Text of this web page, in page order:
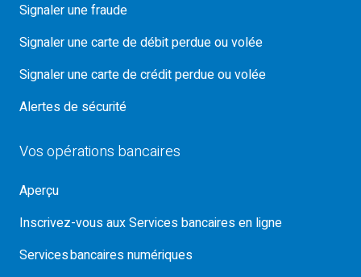
Signaler une fraude
Signaler une carte de débit perdue ou volée
Signaler une carte de crédit perdue ou volée
Alertes de sécurité
Vos opérations bancaires
Aperçu
Inscrivez-vous aux Services bancaires en ligne
Services bancaires numériques